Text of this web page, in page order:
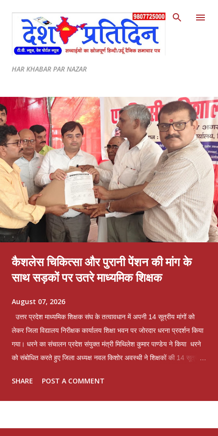
Skip to main content
HAR KHABAR PAR NAZAR
कैशलेस चिकित्सा और पुरानी पेंशन की मांग के
साथ सड़कों पर उतरे माध्यमिक शिक्षक
August 07, 2026
उत्तर प्रदेश माध्यमिक शिक्षक संघ के तत्वावधान में अपनी 14 सूत्रीय मांगों को
लेकर जिला विद्यालय निरीक्षक कार्यालय शिक्षा भवन पर जोरदार धरना प्रदर्शन किया
गया। धरने का संचालन प्रदेश संयुक्त मंत्री मिथिलेश कुमार पाण्डेय ने किया धरने
को संबोधित करते हुए जिला अध्यक्ष नवल किशोर अवस्थी ने शिक्षकों की 14 सूत्रीय
संरक्षक भगवान शंकर त्रिवेदी ने कहा कि लखनऊ मांटेसरी इंटर कॉलेज में व्यक्तिगत
SHARE POST A COMMENT